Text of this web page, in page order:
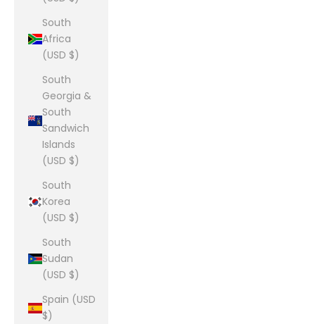
South
Africa
(USD $)
South
Georgia &
South
Sandwich
Islands
(USD $)
South
Korea
(USD $)
South
Sudan
(USD $)
Spain (USD
$)